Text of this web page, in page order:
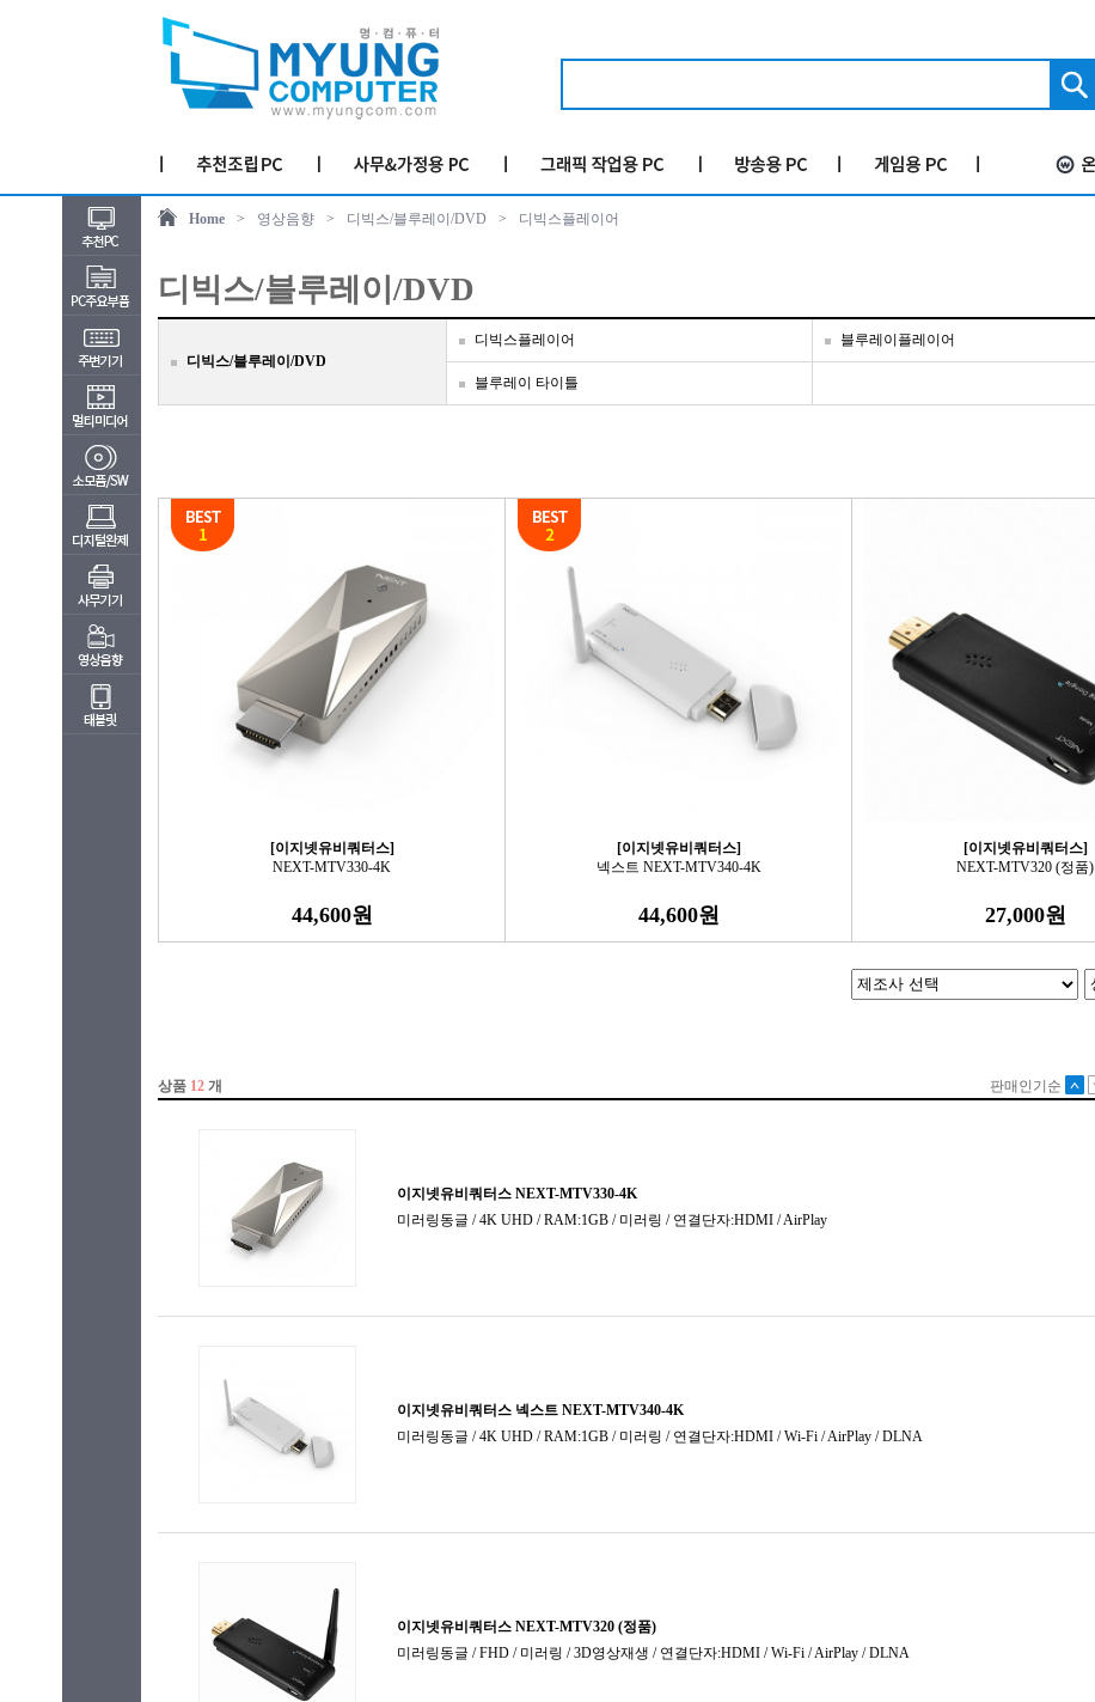
Home > 영상음향 > 디빅스/블루레이/DVD > 디빅스플레이어
디빅스/블루레이/DVD
디빅스/블루레이/DVD
디빅스플레이어 블루레이플레이어
블루레이 타이틀
[이지넷유비쿼터스]
NEXT-MTV330-4K
44,600원
[이지넷유비쿼터스]
넥스트 NEXT-MTV340-4K
44,600원
[이지넷유비쿼터스]
NEXT-MTV320 (정품)
27,000원